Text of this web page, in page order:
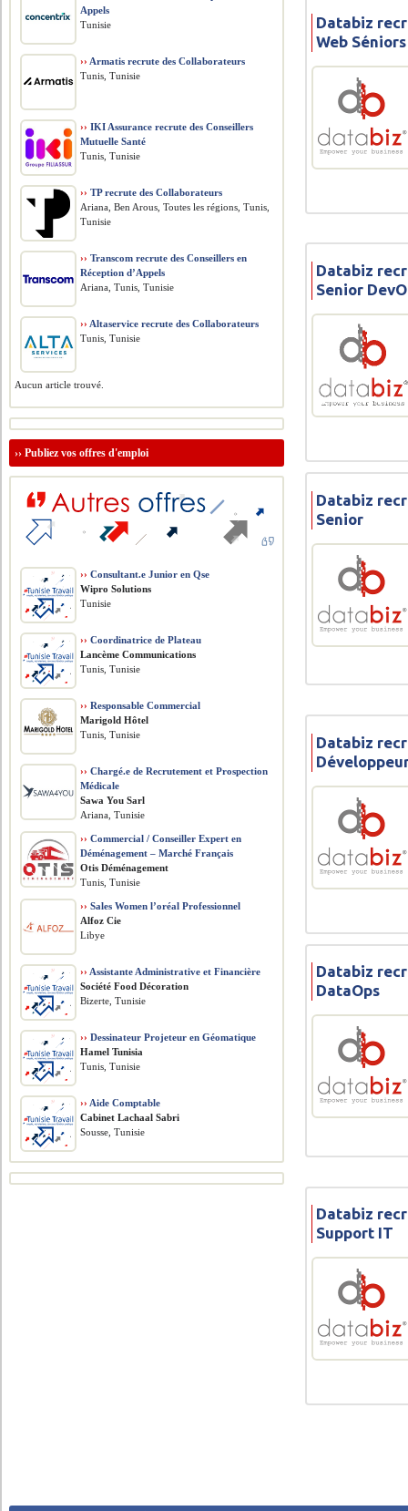
Databiz
Web Séniors
Databiz
Senior
Databiz
Senior
Databiz
Databiz
DataOps
Databiz
Support IT
Appels
Tunisie
›› Armatis recrute des Collaborateurs
Tunis, Tunisie
›› IKI Assurance recrute des Conseillers
Mutuelle Santé
Tunis, Tunisie
›› TP recrute des Collaborateurs
Ariana, Ben Arous, Toutes les régions, Tunis,
Tunisie
›› Transcom recrute des Conseillers en
Réception d’Appels
Ariana, Tunis, Tunisie
›› Altaservice recrute des Collaborateurs
Tunis, Tunisie
Aucun article trouvé.
››Publiez vos offres d'emploi
›› Consultant.e Junior en Qse
Wipro Solutions
Tunisie
›› Coordinatrice de Plateau
Lancème Communications
Tunis, Tunisie
›› Responsable Commercial
Marigold Hôtel
Tunis, Tunisie
›› Chargé.e de Recrutement et Prospection
Médicale
Sawa You Sarl
Ariana, Tunisie
›› Commercial / Conseiller Expert en
Déménagement – Marché Français
Otis Déménagement
Tunis, Tunisie
›› Sales Women l’oréal Professionnel
Alfoz Cie
Libye
›› Assistante Administrative et Financière
Société Food Décoration
Bizerte, Tunisie
›› Dessinateur Projeteur en Géomatique
Hamel Tunisia
Tunis, Tunisie
›› Aide Comptable
Cabinet Lachaal Sabri
Sousse, Tunisie